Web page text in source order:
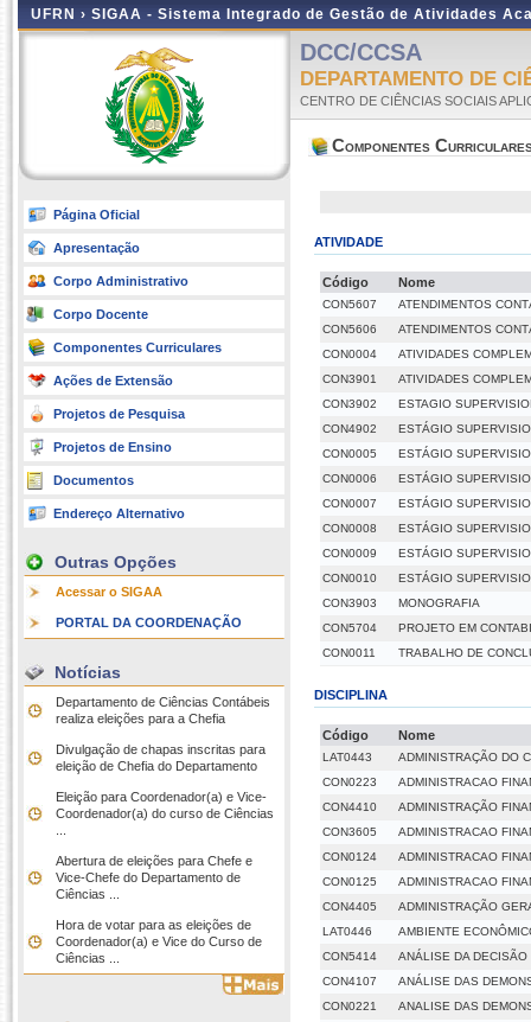
UFRN › SIGAA - Sistema Integrado de Gestão de Atividades
Página Oficial
Apresentação
Corpo Administrativo
Corpo Docente
Componentes Curriculares
Ações de Extensão
Projetos de Pesquisa
Projetos de Ensino
Documentos
Endereço Alternativo
Outras Opções
Acessar o SIGAA
PORTAL DA COORDENAÇÃO
Notícias
Departamento de Ciências Contábeis
realiza eleições para a Chefia
Divulgação de chapas inscritas para
eleição de Chefia do Departamento
Eleição para Coordenador(a) e Vice-
Coordenador(a) do curso de Ciências
Abertura de eleições para Chefe e
Vice-Chefe do Departamento de
Ciências ...
Hora de votar para as eleições de
Coordenador(a) e Vice do Curso de
Ciências ...
DCC/CCSA
DEPARTAMENTO DE
CENTRO DE CIÊNCIAS SOCIAIS
Componentes
ATIVIDADE
Código Nome
CON5607
ATENDIMENTOS
CON5606
ATENDIMENTOS
CON0004
ATIVIDADES
CON3901
ATIVIDADES
CON3902
ESTAGIO
CON4902
ESTÁGIO
CON0005
ESTÁGIO
CON0006
ESTÁGIO
CON0007
ESTÁGIO
CON0008
ESTÁGIO
CON0009
ESTÁGIO
CON0010
ESTÁGIO
CON3903
MONOGRAFIA
CON5704
PROJETO EM
CON0011
TRABALHO DE
DISCIPLINA
Código Nome
LAT0443
ADMINISTRAÇÃO DO
CON0223
ADMINISTRACAO
CON4410
ADMINISTRAÇÃO
CON3605
ADMINISTRACAO
CON0124
ADMINISTRACAO
CON0125
ADMINISTRACAO
CON4405
ADMINISTRAÇÃO
LAT0446
AMBIENTE
CON5414
ANÁLISE DA DECISÃO
CON4107
ANÁLISE DAS
CON0221
ANALISE DAS